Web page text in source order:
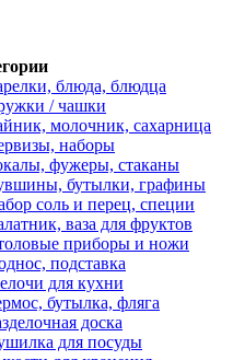
блюда, блюдца
/ чашки
молочник, сахарница
наборы
фужеры, стаканы
бутылки, графины
соль и перец, специи
ваза для фруктов
приборы и ножи
подставка
для кухни
бутылка, фляга
доска
для посуды